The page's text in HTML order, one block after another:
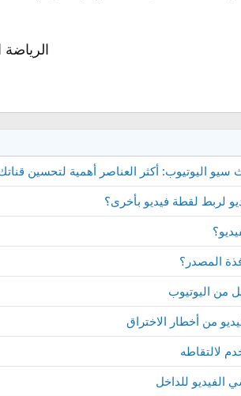
اليوتيوب: أكثر العناصر أهمية لتحسين
لربط لقطة فيديو بأخرى؟
المصدر؟
من اليوتيوب
من أخطار الاختراق
لالتقاطه
الفيديو للداخل